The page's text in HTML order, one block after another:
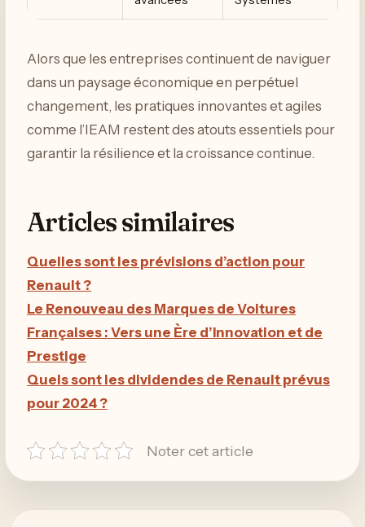
Alors que les entreprises continuent de naviguer
dans un paysage économique en perpétuel
changement, les pratiques innovantes et agiles
comme l’IEAM restent des atouts essentiels pour
garantir la résilience et la croissance continue.
Articles similaires
Quelles sont les prévisions d’action pour
Renault ?
Le Renouveau des Marques de Voitures
Françaises : Vers une Ère d’Innovation et de
Prestige
Quels sont les dividendes de Renault prévus
pour 2024 ?
Noter cet article